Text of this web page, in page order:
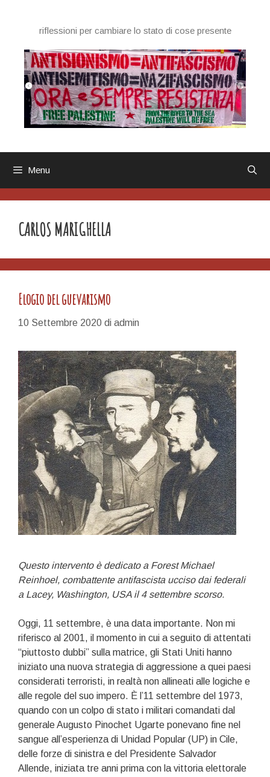
contenutoriflessioni per cambiare lo stato di cose presente
Menu
CARLOS MARIGHELLA
Elogio del guevarismo
10 Settembre 2020 di admin
Questo intervento è dedicato a Forest Michael
Reinhoel, combattente antifascista ucciso dai federali
a Lacey, Washington, USA il 4 settembre scorso.
Oggi, 11 settembre, è una data importante. Non mi
riferisco al 2001, il momento in cui a seguito di attentati
“piuttosto dubbi” sulla matrice, gli Stati Uniti hanno
iniziato una nuova strategia di aggressione a quei paesi
considerati terroristi, in realtà non allineati alle logiche e
alle regole del suo impero. È l’11 settembre del 1973,
quando con un colpo di stato i militari comandati dal
generale Augusto Pinochet Ugarte ponevano fine nel
sangue all’esperienza di Unidad Popular (UP) in Cile,
delle forze di sinistra e del Presidente Salvador
Allende, iniziata tre anni prima con la vittoria elettorale